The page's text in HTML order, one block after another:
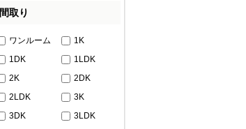
間取り
ワンルーム
1K
1DK
1LDK
2K
2DK
2LDK
3K
3DK
3LDK